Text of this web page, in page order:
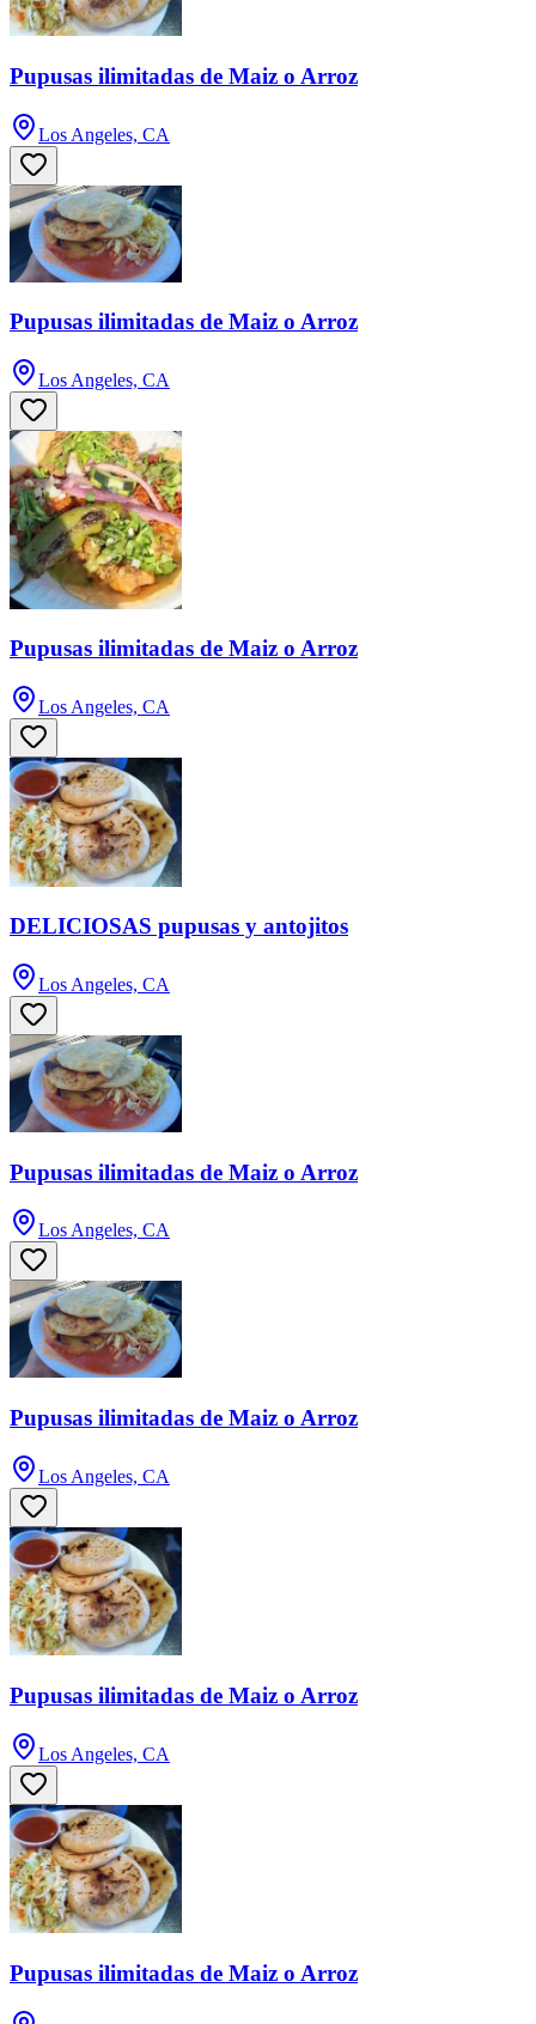
Pupusas ilimitadas de Maiz o Arroz
Los Angeles, CA
Pupusas ilimitadas de Maiz o Arroz
Los Angeles, CA
Pupusas ilimitadas de Maiz o Arroz
Los Angeles, CA
DELICIOSAS pupusas y antojitos
Los Angeles, CA
Pupusas ilimitadas de Maiz o Arroz
Los Angeles, CA
Pupusas ilimitadas de Maiz o Arroz
Los Angeles, CA
Pupusas ilimitadas de Maiz o Arroz
Los Angeles, CA
Pupusas ilimitadas de Maiz o Arroz